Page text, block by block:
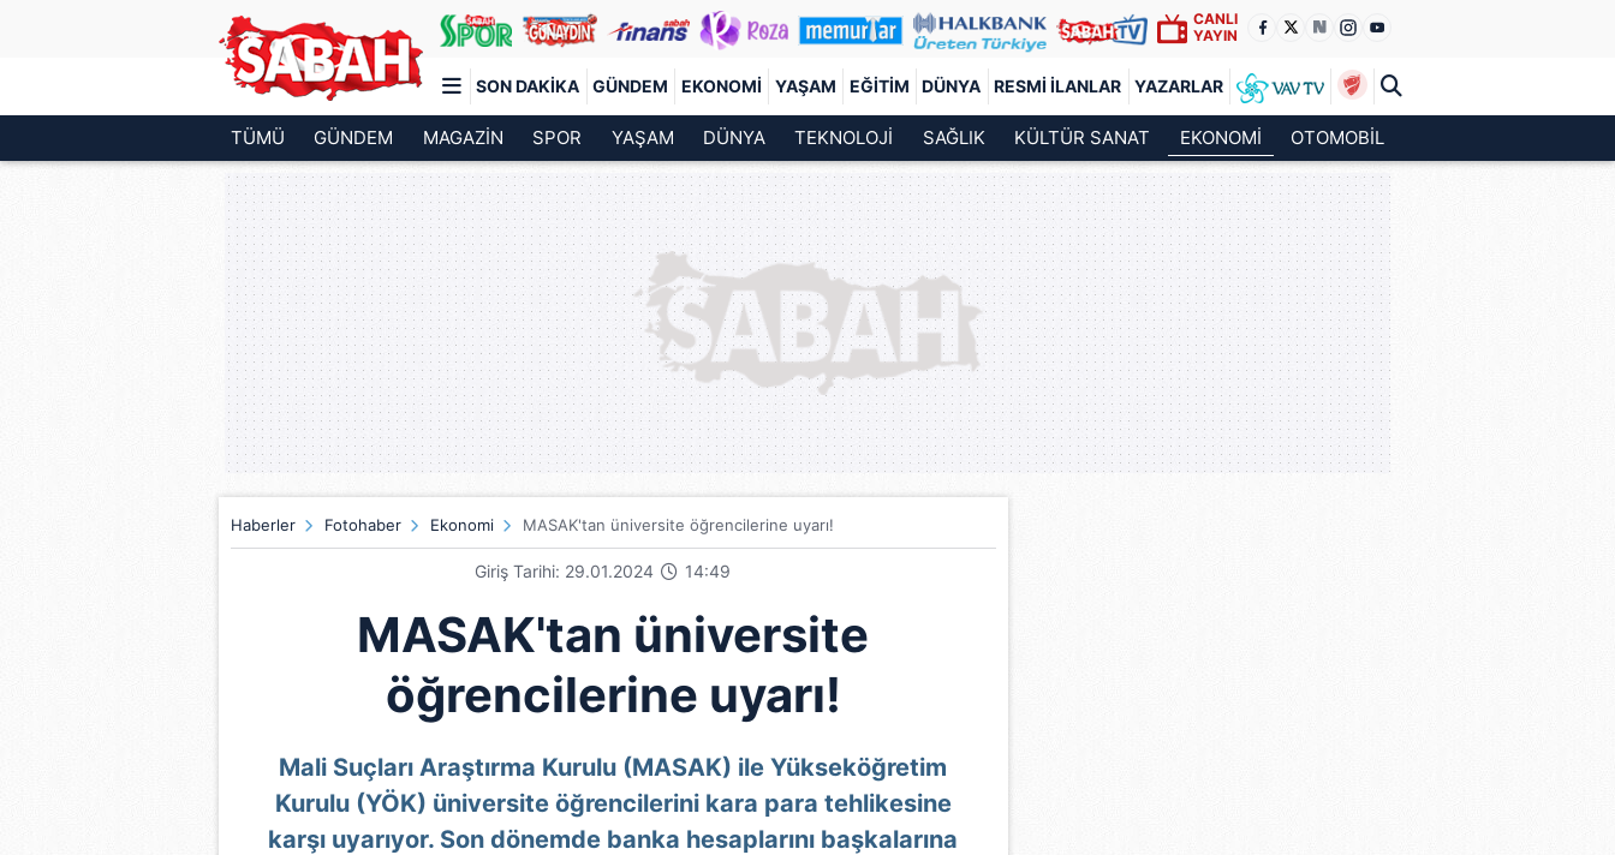
CANLI
YAYIN
SON DAKIKA GÜNDEM EKONOMI YAŞAM EĞITIM DÜNYA RESMI İLANLAR YAZARLAR
Türkiye'nin en iyi haber sitesi
TÜMÜ GÜNDEM MAGAZİN SPOR YAŞAM DÜNYA TEKNOLOJİ SAĞLIK KÜLTÜR SANAT EKONOMİ OTOMOBİL
Haberler Fotohaber Ekonomi MASAK'tan üniversite öğrencilerine uyarı!
Giriş Tarihi: 29.01.2024 14:49
MASAK'tan üniversite
öğrencilerine uyarı!
Mali Suçları Araştırma Kurulu (MASAK) ile Yükseköğretim
Kurulu (YÖK) üniversite öğrencilerini kara para tehlikesine
karşı uyarıyor. Son dönemde banka hesaplarını başkalarına